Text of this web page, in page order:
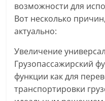
возможности для
Вот несколько
актуально:
Увеличение
Грузопассажирский
функции как для
транспортировки